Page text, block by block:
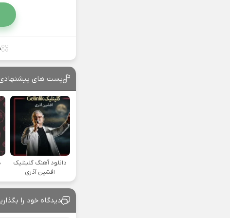
پست های
دانلود آهنگ گلینلیک
افشین آذری
دیدگاه خود را